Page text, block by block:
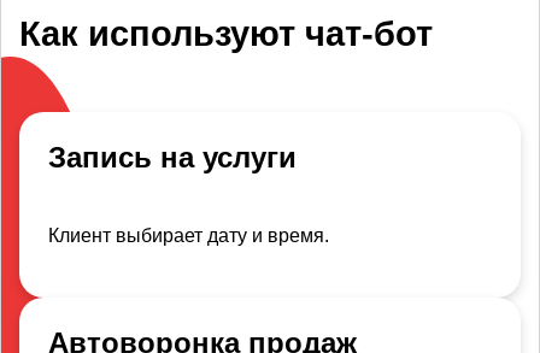
Как используют чат-бот
Запись на услуги
Клиент выбирает дату и время.
Автоворонка продаж